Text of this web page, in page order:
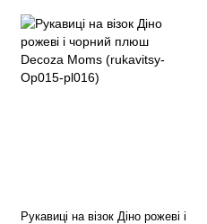
Рукавиці на візок Діно рожеві і